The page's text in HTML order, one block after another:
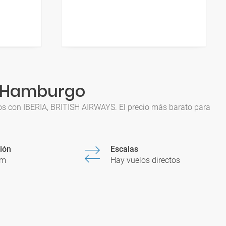
IBERIA, BRITISH AIRWAYS. El precio más barato para
Escalas
Hay vuelos directos